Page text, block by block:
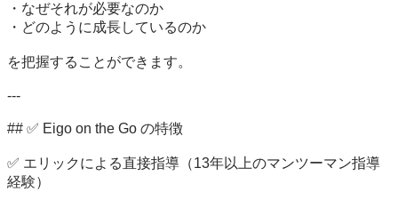
・なぜそれが必要なのか
・どのように成長しているのか
を把握することができます。
---
## ✅ Eigo on the Go の特徴
✅ エリックによる直接指導（13年以上のマンツーマン指導
経験）